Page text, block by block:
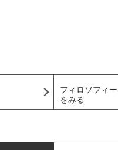
フィロソフィ
をみる